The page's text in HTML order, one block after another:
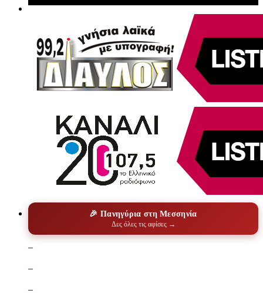
🎉 Πανηγύρια στη Μεσσηνία
Δες όλες τις αφίσες →
–
–
–